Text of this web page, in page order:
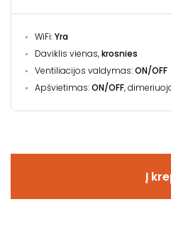
WiFi:Yra
Daviklis vienas,krosnies
Ventiliacijos valdymas:ON/OFF
Apšvietimas:ON/OFF,
Į